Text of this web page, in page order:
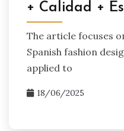
+ Calidad +
The article focuses
Spanish fashion
applied to
18/06/2025